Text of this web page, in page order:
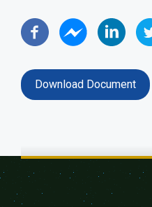
Download Document